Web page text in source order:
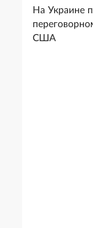
На Украине
США